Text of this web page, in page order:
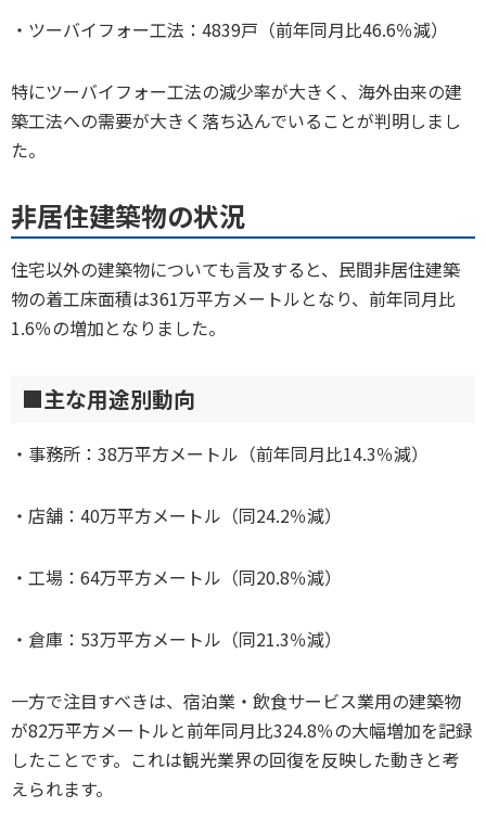
・ツーバイフォー工法：4839戸（前年同月比46.6％減）
特にツーバイフォー工法の減少率が大きく、海外由来の建
築工法への需要が大きく落ち込んでいることが判明しまし
た。
非居住建築物の状況
住宅以外の建築物についても言及すると、民間非居住建築
物の着工床面積は361万平方メートルとなり、前年同月比
1.6％の増加となりました。
■主な用途別動向
・事務所：38万平方メートル（前年同月比14.3％減）
・店舗：40万平方メートル（同24.2％減）
・工場：64万平方メートル（同20.8％減）
・倉庫：53万平方メートル（同21.3％減）
一方で注目すべきは、宿泊業・飲食サービス業用の建築物
が82万平方メートルと前年同月比324.8％の大幅増加を記録
したことです。これは観光業界の回復を反映した動きと考
えられます。